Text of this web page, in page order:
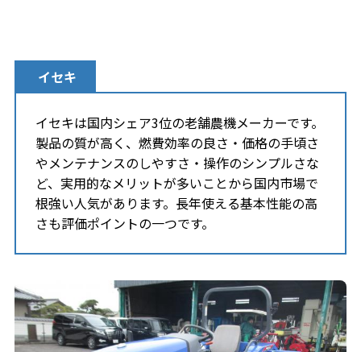
イセキ
イセキは国内シェア3位の老舗農機メーカーです。
製品の質が高く、燃費効率の良さ・ 価格の手頃さ
やメンテナンスのしやすさ・操作のシンプルさな
ど、実用的なメリットが多いことから国内市場で
根強い人気があります。長年使える基本性能の高
さも評価ポイントの一つです。